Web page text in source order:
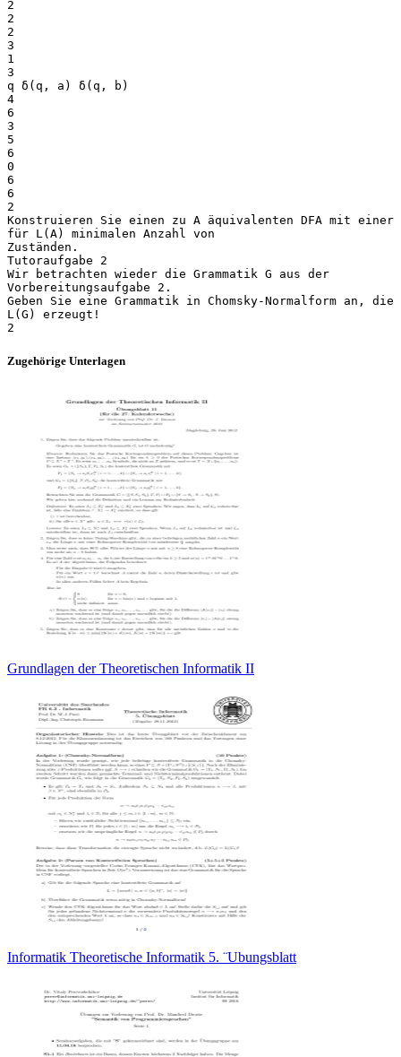
2
2
2
3
1
3
q δ(q, a) δ(q, b)
4
6
3
5
6
0
6
6
2
Konstruieren Sie einen zu A äquivalenten DFA mit einer
für L(A) minimalen Anzahl von
Zuständen.
Tutoraufgabe 2
Wir betrachten wieder die Grammatik G aus der
Vorbereitungsaufgabe 2.
Geben Sie eine Grammatik in Chomsky-Normalform an, die
L(G) erzeugt!
Zugehörige Unterlagen
Grundlagen der Theoretischen Informatik II
Informatik Theoretische Informatik 5. ¨Ubungsblatt